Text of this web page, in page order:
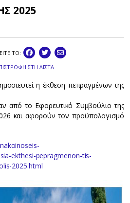
2025
ΤΟ:
ΣΤΗ ΛΙΣΤΑ
η έκθεση πεπραγμένων της
από το Εφορευτικό Συμβούλιο της
και αφορούν τον προϋπολογισμό
ekthesi-pepragmenon-tis-
2025.html